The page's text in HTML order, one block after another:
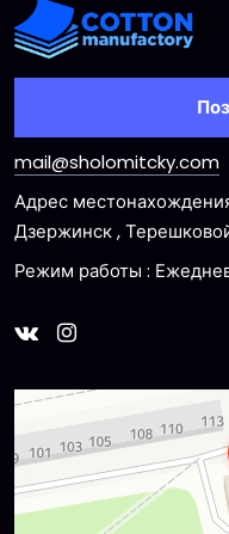
mail@sholomitcky.com
Адрес
Дзержинск ,
Режим работы :
Dzerzhinsk
Ulitsa Tereshkovoy, 77 —